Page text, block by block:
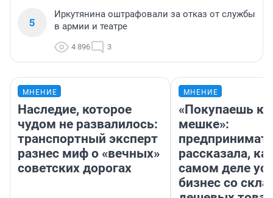
5
Иркутянина оштрафовали за отказ от службы
в армии и театре
4 896 3
МНЕНИЕ
Наследие, которое
чудом не развалилось:
транспортный эксперт
разнес миф о «вечных»
советских дорогах
МНЕНИЕ
«Покупаешь
мешке»:
рассказала,
самом деле
бизнес со